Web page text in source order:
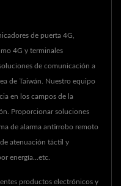
de puerta 4G,
4G y terminales
de comunicación a
de Taiwán. Nuestro equipo
en los campos de la
Proporcionar soluciones
de alarma antirrobo remoto
atenuación táctil y
energía...etc.
productos electrónicos y